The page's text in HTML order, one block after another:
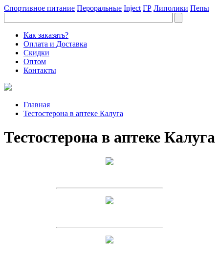
Спортивное питание Пероральные Inject ГР Липолики Пепы
Как заказать?
Оплата и Доставка
Скидки
Оптом
Контакты
Главная
Тестостерона в аптеке Калуга
Тестостерона в аптеке Калуга